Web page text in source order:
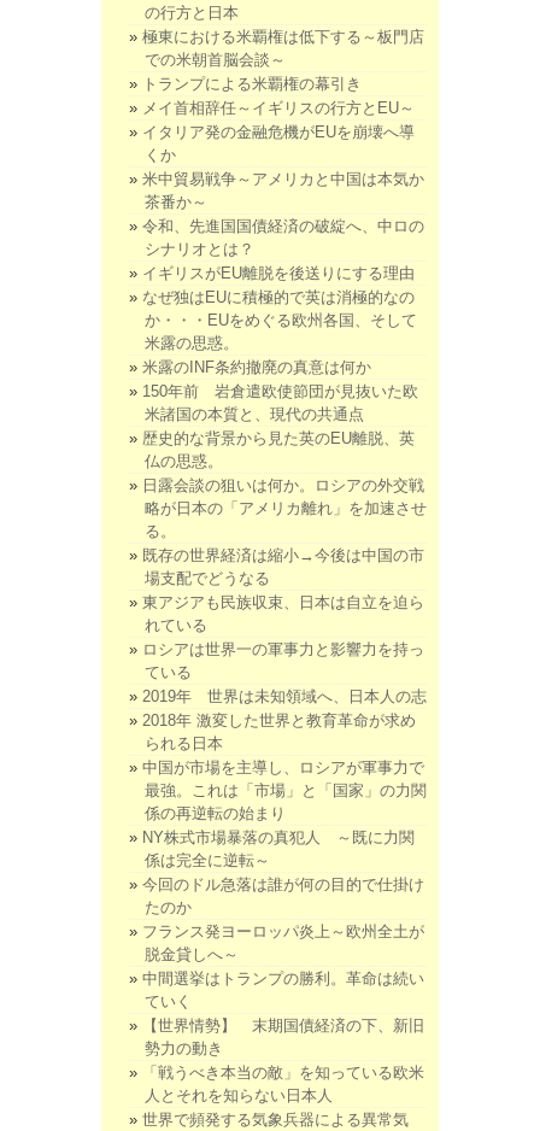
の行方と日本
極東における米覇権は低下する～板門店
での米朝首脳会談～
トランプによる米覇権の幕引き
メイ首相辞任～イギリスの行方とEU～
イタリア発の金融危機がEUを崩壊へ導
くか
米中貿易戦争～アメリカと中国は本気か
茶番か～
令和、先進国国債経済の破綻へ、中ロの
シナリオとは？
イギリスがEU離脱を後送りにする理由
なぜ独はEUに積極的で英は消極的なの
か・・・EUをめぐる欧州各国、そして
米露の思惑。
米露のINF条約撤廃の真意は何か
150年前 岩倉遣欧使節団が見抜いた欧
米諸国の本質と、現代の共通点
歴史的な背景から見た英のEU離脱、英
仏の思惑。
日露会談の狙いは何か。ロシアの外交戦
略が日本の「アメリカ離れ」を加速させ
る。
既存の世界経済は縮小→今後は中国の市
場支配でどうなる
東アジアも民族収束、日本は自立を迫ら
れている
ロシアは世界一の軍事力と影響力を持っ
ている
2019年 世界は未知領域へ、日本人の志
2018年 激変した世界と教育革命が求め
られる日本
中国が市場を主導し、ロシアが軍事力で
最強。これは「市場」と「国家」の力関
係の再逆転の始まり
NY株式市場暴落の真犯人 ～既に力関
係は完全に逆転～
今回のドル急落は誰が何の目的で仕掛け
たのか
フランス発ヨーロッパ炎上～欧州全土が
脱金貸しへ～
中間選挙はトランプの勝利。革命は続い
ていく
【世界情勢】 末期国債経済の下、新旧
勢力の動き
「戦うべき本当の敵」を知っている欧米
人とそれを知らない日本人
世界で頻発する気象兵器による異常気